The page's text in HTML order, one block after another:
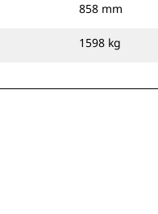
858 mm
1598 kg